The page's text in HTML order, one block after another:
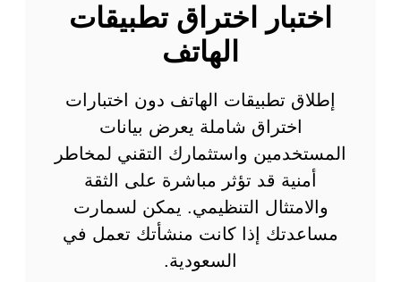
اختبار اختراق تطبيقات
الهاتف
إطلاق تطبيقات الهاتف دون اختبارات
اختراق شاملة يعرض بيانات
المستخدمين واستثمارك التقني لمخاطر
أمنية قد تؤثر مباشرة على الثقة
والامتثال التنظيمي. يمكن لسمارت
مساعدتك إذا كانت منشأتك تعمل في
السعودية.